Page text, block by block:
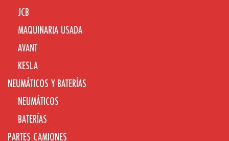
JCB
MAQUINARIA USADA
AVANT
KESLA
NEUMÁTICOS Y BATERÍAS
NEUMÁTICOS
BATERÍAS
PARTES CAMIONES